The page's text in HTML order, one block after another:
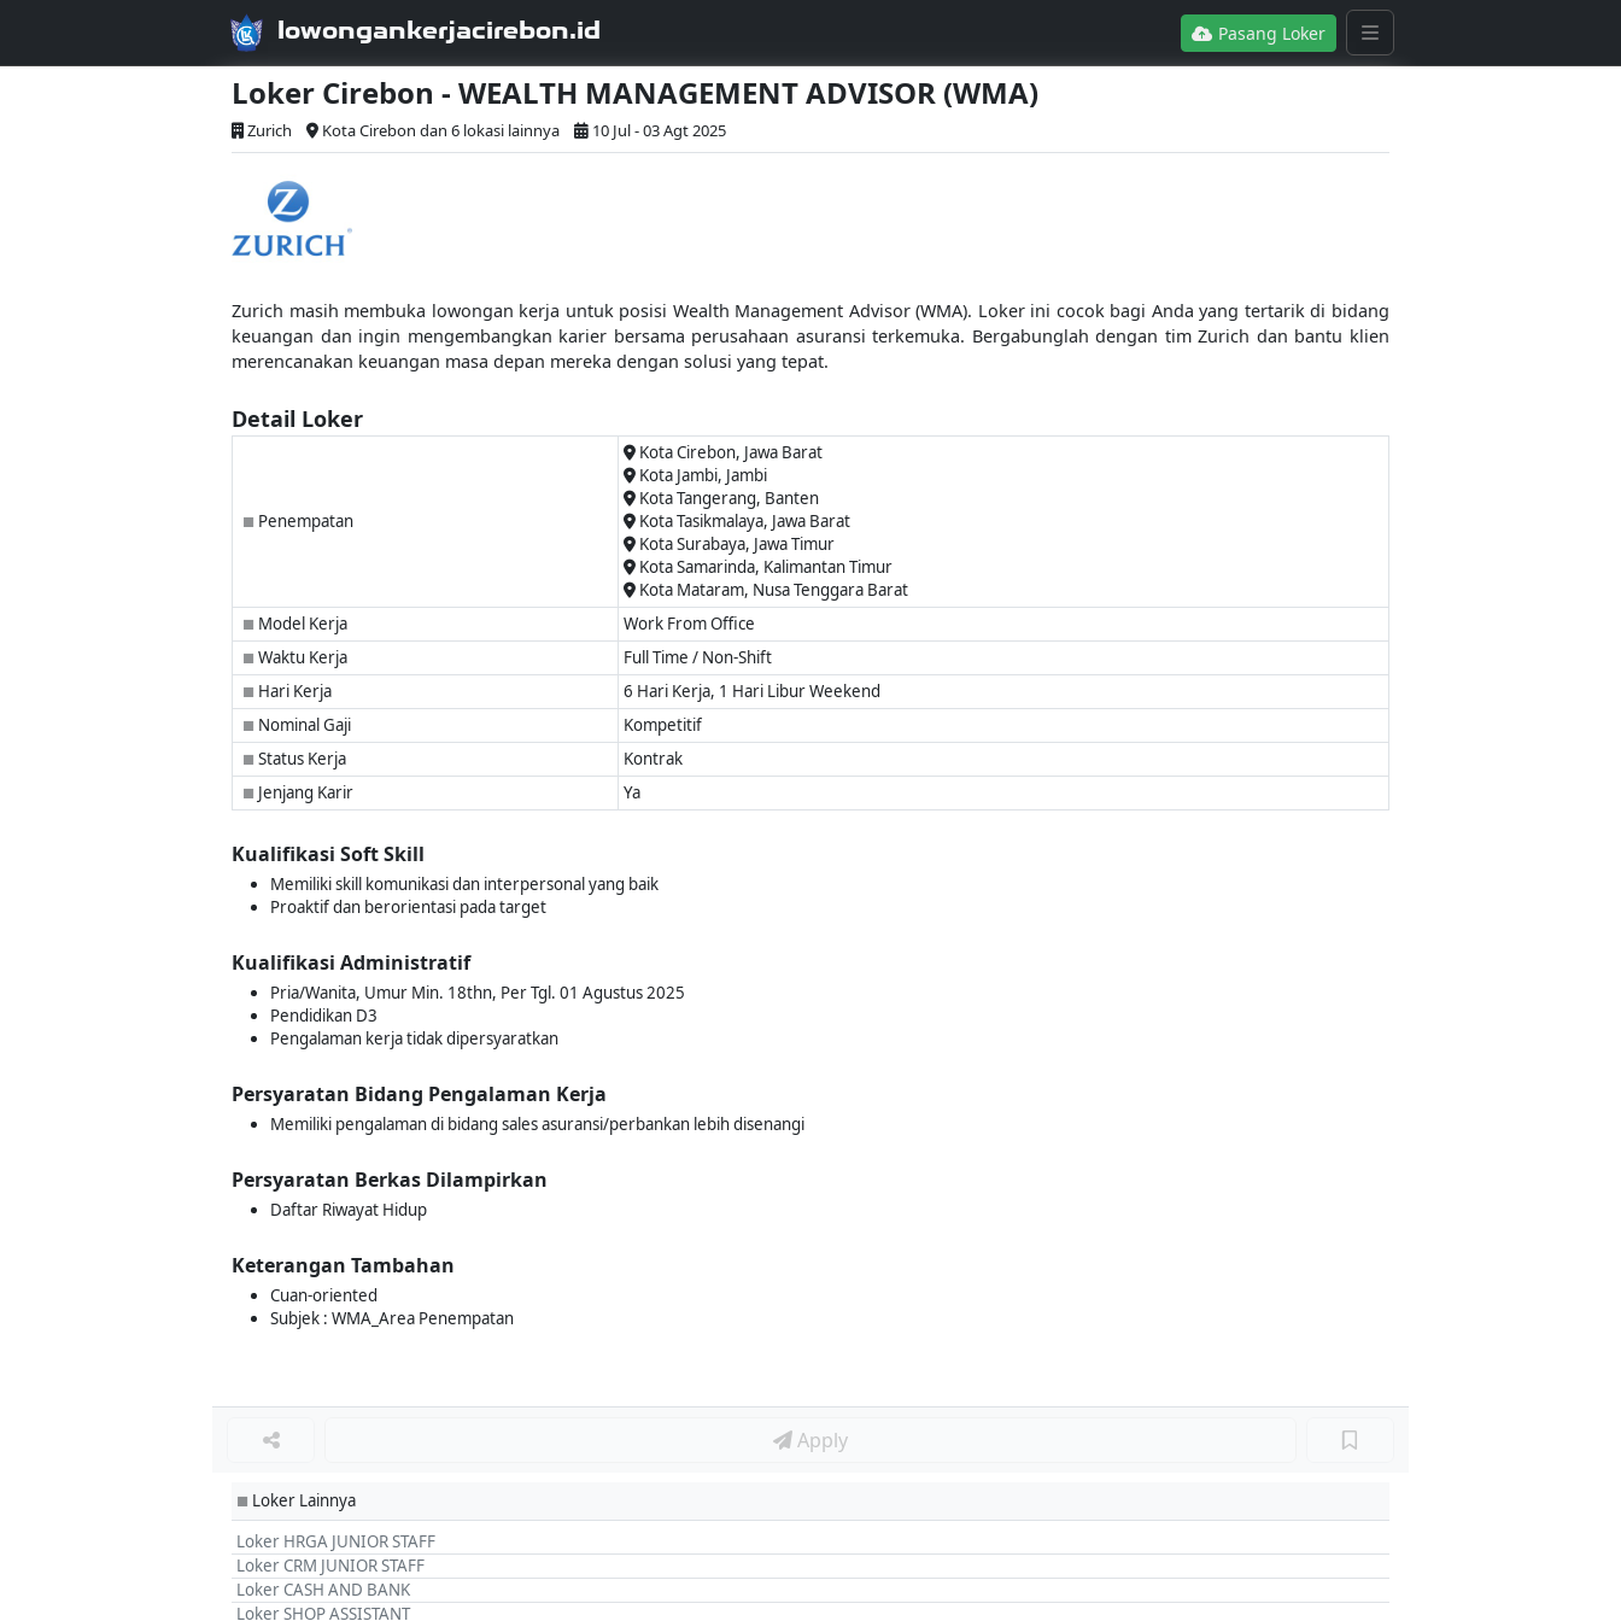
lowongankerjacirebon.id Pasang Loker
Loker Cirebon - WEALTH MANAGEMENT ADVISOR (WMA)
Zurich Kota Cirebon dan 6 lokasi lainnya 10 Jul - 03 Agt 2025
Zurich masih membuka lowongan kerja untuk posisi Wealth Management Advisor (WMA). Loker ini cocok bagi Anda yang tertarik di bidang
keuangan dan ingin mengembangkan karier bersama perusahaan asuransi terkemuka. Bergabunglah dengan tim Zurich dan bantu klien
merencanakan keuangan masa depan mereka dengan solusi yang tepat.
Detail Loker
■ Penempatan
Kota Cirebon, Jawa Barat
Kota Jambi, Jambi
Kota Tangerang, Banten
Kota Tasikmalaya, Jawa Barat
Kota Surabaya, Jawa Timur
Kota Samarinda, Kalimantan Timur
Kota Mataram, Nusa Tenggara Barat
■ Model Kerja Work From Office
■ Waktu Kerja Full Time / Non-Shift
■ Hari Kerja 6 Hari Kerja, 1 Hari Libur Weekend
■ Nominal Gaji Kompetitif
■ Status Kerja Kontrak
■ Jenjang Karir Ya
Kualifikasi Soft Skill
Memiliki skill komunikasi dan interpersonal yang baik
Proaktif dan berorientasi pada target
Kualifikasi Administratif
Pria/Wanita, Umur Min. 18thn, Per Tgl. 01 Agustus 2025
Pendidikan D3
Pengalaman kerja tidak dipersyaratkan
Persyaratan Bidang Pengalaman Kerja
Memiliki pengalaman di bidang sales asuransi/perbankan lebih disenangi
Persyaratan Berkas Dilampirkan
Daftar Riwayat Hidup
Keterangan Tambahan
Cuan-oriented
Subjek : WMA_Area Penempatan
Apply
■ Loker Lainnya
Loker HRGA JUNIOR STAFF
Loker CRM JUNIOR STAFF
Loker CASH AND BANK
Loker SHOP ASSISTANT